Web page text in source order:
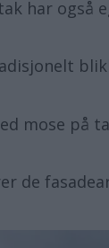
har også
mose på
de